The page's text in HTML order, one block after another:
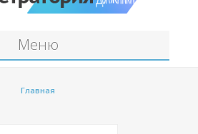
Меню
Главная